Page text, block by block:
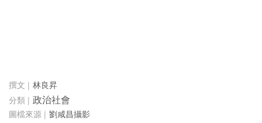
林良昇
政治社會
劉咸昌攝影